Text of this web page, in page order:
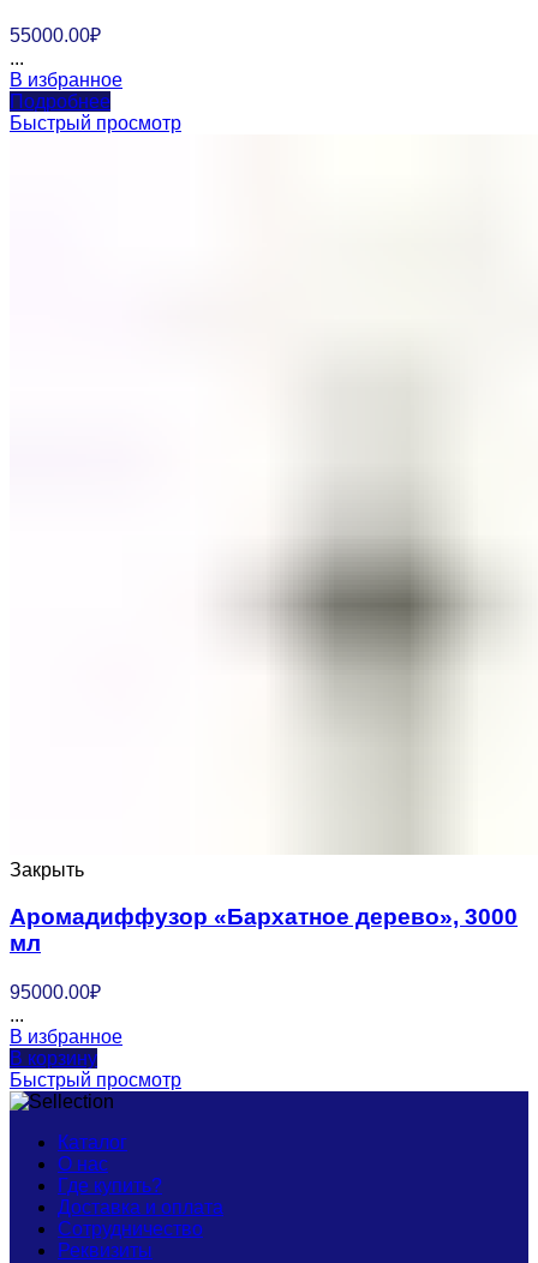
55000.00₽
...
В избранное
Подробнее
Быстрый просмотр
Закрыть
Аромадиффузор «Бархатное дерево», 3000
мл
95000.00₽
...
В избранное
В корзину
Быстрый просмотр
Каталог
О нас
Где купить?
Доставка и оплата
Сотрудничество
Реквизиты